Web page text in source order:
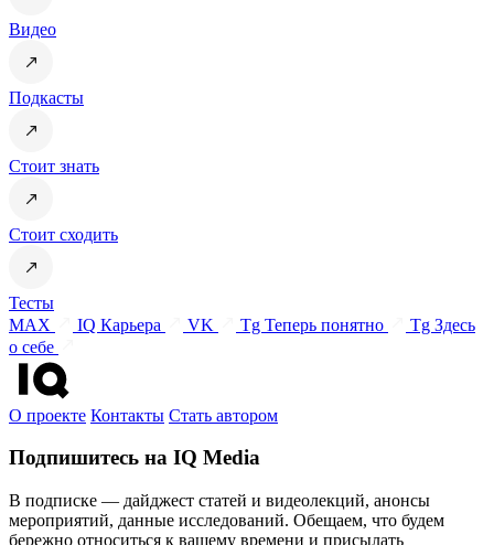
Видео
Подкасты
Стоит знать
Стоит сходить
Тесты
MAX
IQ Карьера VK Tg Теперь понятно
Tg Здесь
о себе
О проекте Контакты Стать автором
Подпишитесь на IQ Media
В подписке — дайджест статей и видеолекций, анонсы
мероприятий, данные исследований. Обещаем, что будем
бережно относиться к вашему времени и присылать